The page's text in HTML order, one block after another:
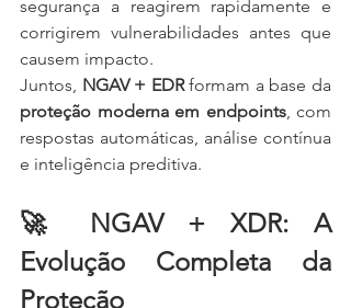
segurança a reagirem rapidamente e
corrigirem vulnerabilidades antes que
causem impacto.
Juntos, NGAV + EDR
proteção moderna em endpoints, com
respostas automáticas, análise contínua
e inteligência preditiva.
🚀 NGAV + XDR: A
Evolução Completa da
Proteção